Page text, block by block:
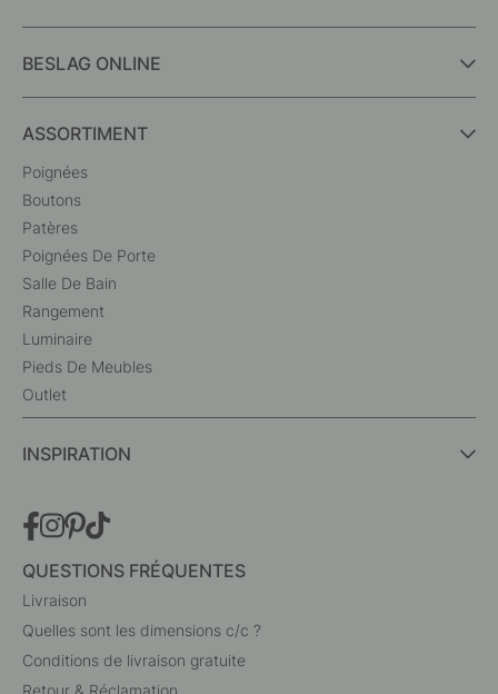
BESLAG ONLINE
ASSORTIMENT
Poignées
Boutons
Patères
Poignées De Porte
Salle De Bain
Rangement
Luminaire
Pieds De Meubles
Outlet
INSPIRATION
QUESTIONS FRÉQUENTES
Livraison
Quelles sont les dimensions c/c ?
Conditions de livraison gratuite
Retour & Réclamation